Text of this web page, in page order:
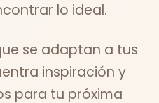
lo ideal.
se adaptan a tus
inspiración y
para tu próxima